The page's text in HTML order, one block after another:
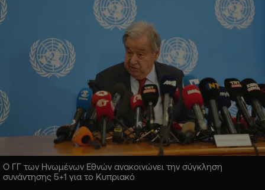
Ο ΓΓ των Ηνωμένων Εθνών ανακοινώνει την σύγκληση
συνάντησης 5+1 για το Κυπριακό